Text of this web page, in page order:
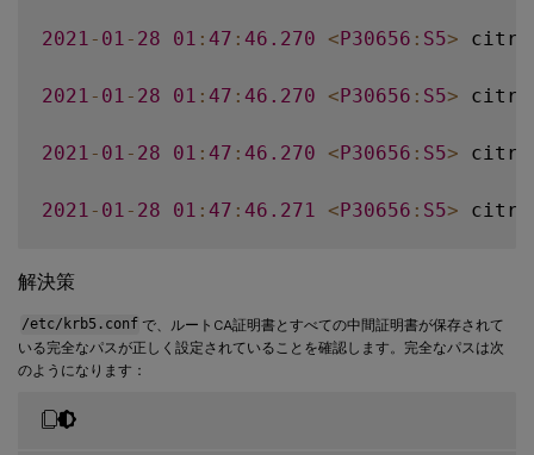
2021 - 01 - 28 01 : 47 : 46.270 <P30656 : S5>
2021 - 01 - 28 01 : 47 : 46.270 <P30656 : S5>
2021 - 01 - 28 01 : 47 : 46.270 <P30656 : S5>
2021 - 01 - 28 01 : 47 : 46.271 <P30656 : S5>
2021-01-28 01:47:46.271 <P30656:S5>
2021 - 01- 28
解決策
/etc/krb5.conf で、ルートCA証明書とすべての中間証明書が保存されて
いる完全なパスが正しく設定されていることを確認します。完全なパスは次
のようになります：